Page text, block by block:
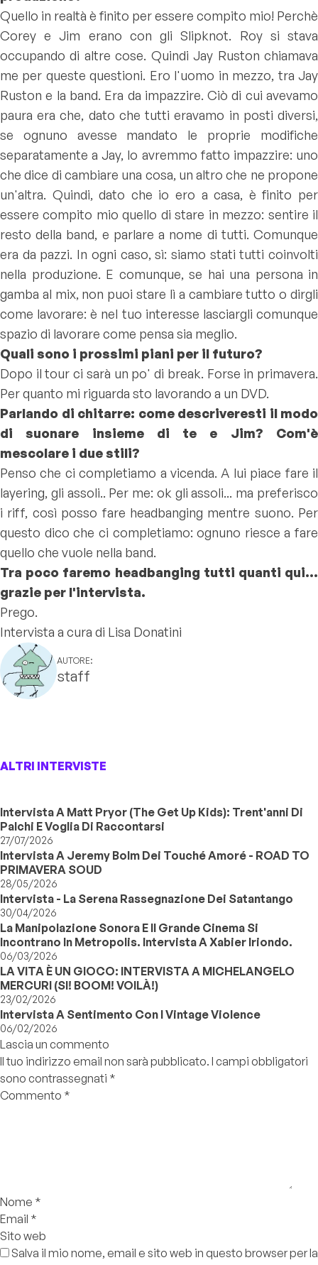
Quello in realtà è finito per essere compito mio! Perchè
Corey e Jim erano con gli Slipknot. Roy si stava
occupando di altre cose. Quindi Jay Ruston chiamava
me per queste questioni. Ero l'uomo in mezzo, tra Jay
Ruston e la band. Era da impazzire. Ciò di cui avevamo
paura era che, dato che tutti eravamo in posti diversi,
se ognuno avesse mandato le proprie modifiche
separatamente a Jay, lo avremmo fatto impazzire: uno
che dice di cambiare una cosa, un altro che ne propone
un'altra. Quindi, dato che io ero a casa, è finito per
essere compito mio quello di stare in mezzo: sentire il
resto della band, e parlare a nome di tutti. Comunque
era da pazzi. In ogni caso, sì: siamo stati tutti coinvolti
nella produzione. E comunque, se hai una persona in
gamba al mix, non puoi stare lì a cambiare tutto o dirgli
come lavorare: è nel tuo interesse lasciargli comunque
spazio di lavorare come pensa sia meglio.
Quali sono i prossimi piani per il futuro?
Dopo il tour ci sarà un po' di break. Forse in primavera.
Per quanto mi riguarda sto lavorando a un DVD.
Parlando di chitarre: come descriveresti il modo
di suonare insieme di te e Jim? Com'è
mescolare i due stili?
Penso che ci completiamo a vicenda. A lui piace fare il
layering, gli assoli.. Per me: ok gli assoli... ma preferisco
i riff, così posso fare headbanging mentre suono. Per
questo dico che ci completiamo: ognuno riesce a fare
quello che vuole nella band.
Tra poco faremo headbanging tutti quanti qui...
grazie per l'intervista.
Prego.
Intervista a cura di Lisa Donatini
AUTORE:
staff
ALTRI INTERVISTE
Intervista A Matt Pryor (The Get Up Kids): Trent'anni Di
Palchi E Voglia Di Raccontarsi
27/07/2026
Intervista A Jeremy Bolm Dei Touché Amoré - ROAD TO
PRIMAVERA SOUD
28/05/2026
Intervista - La Serena Rassegnazione Dei Satantango
30/04/2026
La Manipolazione Sonora E Il Grande Cinema Si
Incontrano In Metropolis. Intervista A Xabier Iriondo.
06/03/2026
LA VITA È UN GIOCO: INTERVISTA A MICHELANGELO
MERCURI (SI! BOOM! VOILÀ!)
23/02/2026
Intervista A Sentimento Con I Vintage Violence
06/02/2026
Lascia un commento
Il tuo indirizzo email non sarà pubblicato. I campi obbligatori
sono contrassegnati *
Commento *
Nome *
Email *
Sito web
Salva il mio nome, email e sito web in questo browser per la